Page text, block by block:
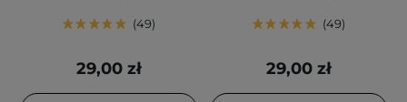
49
29,00 zł
49
29,00 zł